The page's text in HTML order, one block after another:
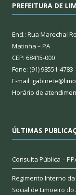
PREFEITURA DE
End.: Rua Marechal
Matinha – PA
CEP: 68415-000
Fone: (91) 98551-4783
E-mail:
Horário de
ÚLTIMAS
Consulta Pública –
Regimento Interno
Social de Limoeiro do